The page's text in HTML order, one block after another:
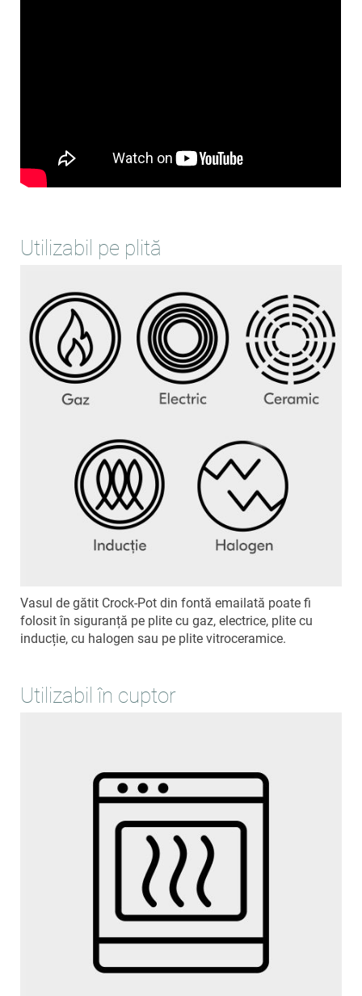
Utilizabil pe plită
Vasul de gătit Crock-Pot din fontă emailată poate fi
folosit în siguranță pe plite cu gaz, electrice, plite cu
inducție, cu halogen sau pe plite vitroceramice.
Utilizabil în cuptor